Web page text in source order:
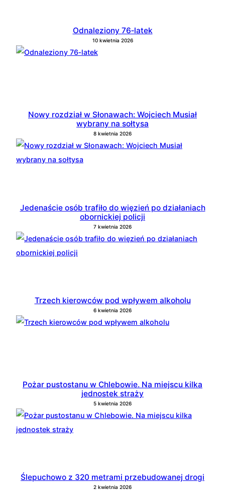
Odnaleziony 76‑latek
10 kwietnia 2026
Nowy rozdział w Słonawach: Wojciech Musiał
wybrany na sołtysa
8 kwietnia 2026
Jedenaście osób trafiło do więzień po działaniach
obornickiej policji
7 kwietnia 2026
Trzech kierowców pod wpływem alkoholu
6 kwietnia 2026
Pożar pustostanu w Chlebowie. Na miejscu kilka
jednostek straży
5 kwietnia 2026
Ślepuchowo z 320 metrami przebudowanej drogi
2 kwietnia 2026